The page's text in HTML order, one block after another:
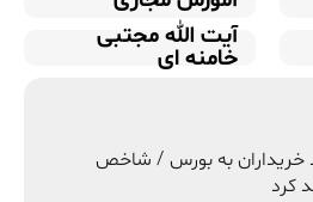
آیت الله مجتبی
خامنه ای
خریداران به بورس / شاخص